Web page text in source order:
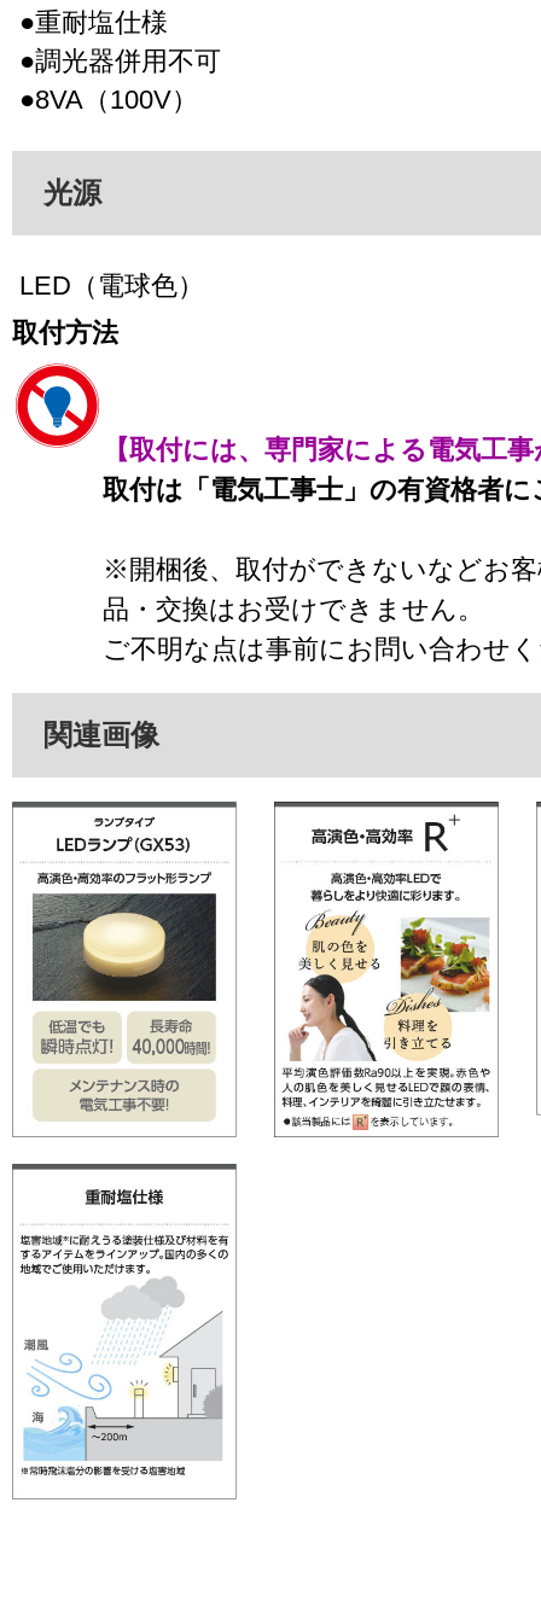
●重耐塩仕様
●調光器併用不可
●8VA（100V）
光源
LED（電球色）
取付方法
【取付には、専門家による電気工
取付は「電気工事士」の有資格者
※開梱後、取付ができないなどお
品・交換はお受けできません。
ご不明な点は事前にお問い合わせ
関連画像